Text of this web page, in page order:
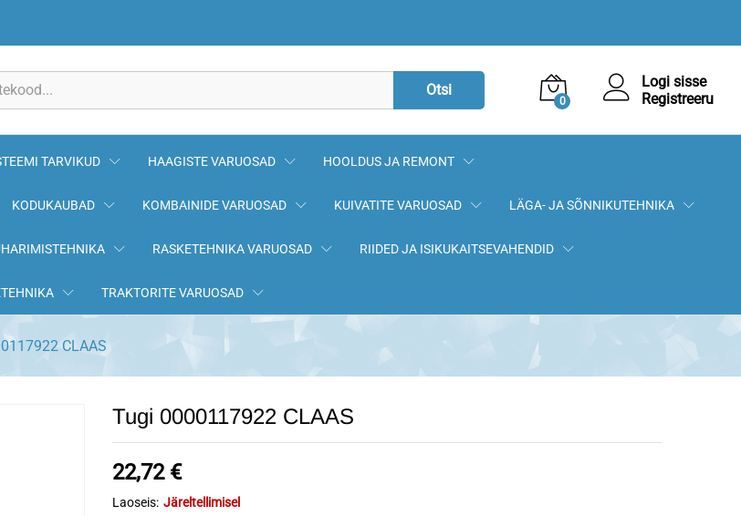
Otsi
0
Logi sisse
Registreeru
TARVIKUD HAAGISTE VARUOSAD HOOLDUS JA REMONT
KODUKAUBAD KOMBAINIDE VARUOSAD KUIVATITE VARUOSAD LÄGA- JA SÕNNIKUTEHNIKA
RASKETEHNIKA VARUOSAD RIIDED JA ISIKUKAITSEVAHENDID
TRAKTORITE VARUOSAD
CLAAS
Tugi 0000117922 CLAAS
22,72 €
Laoseis: Järeltellimisel